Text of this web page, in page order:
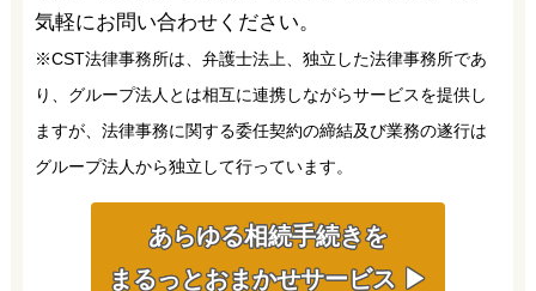
気軽にお問い合わせください。
※CST法律事務所は、弁護士法上、独立した法律事務所であ
り、グループ法人とは相互に連携しながらサービスを提供し
ますが、法律事務に関する委任契約の締結及び業務の遂行は
グループ法人から独立して行っています。
あらゆる相続手続きを
まるっとおまかせサービス ▶